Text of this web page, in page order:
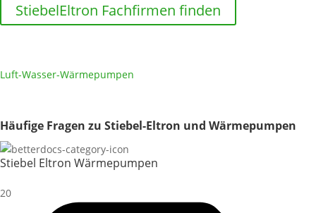
StiebelEltron Fachfirmen finden
Luft-Wasser-Wärmepumpen
Häufige Fragen zu Stiebel-Eltron und Wärmepumpen
Stiebel Eltron Wärmepumpen
20